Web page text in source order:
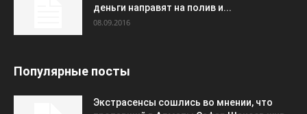
деньги направят на полив и...
08.09.2016
Популярные посты
Экстрасенсы сошлись во мнении, что